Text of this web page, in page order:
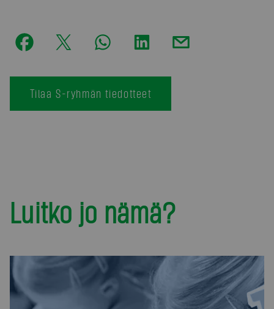
Tilaa S-ryhmän tiedotteet
Luitko jo nämä?